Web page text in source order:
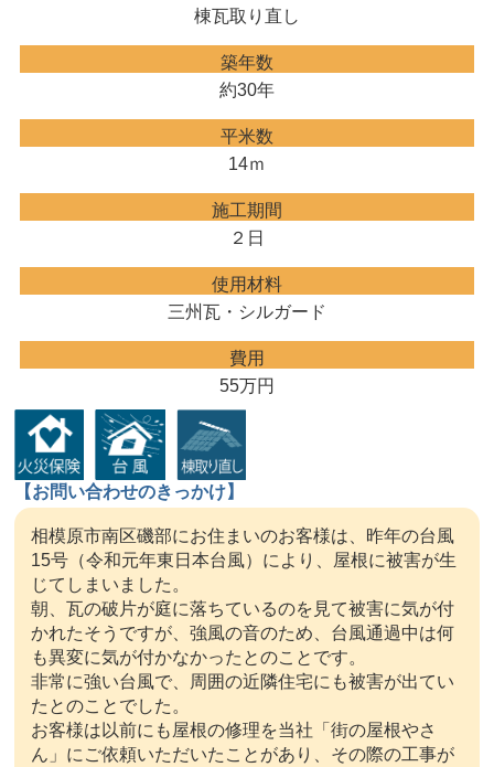
棟瓦取り直し
築年数
約30年
平米数
14ｍ
施工期間
２日
使用材料
三州瓦・シルガード
費用
55万円
【お問い合わせのきっかけ】
相模原市南区磯部にお住まいのお客様は、昨年の台風
15号（令和元年東日本台風）により、屋根に被害が生
じてしまいました。
朝、瓦の破片が庭に落ちているのを見て被害に気が付
かれたそうですが、強風の音のため、台風通過中は何
も異変に気が付かなかったとのことです。
非常に強い台風で、周囲の近隣住宅にも被害が出てい
たとのことでした。
お客様は以前にも屋根の修理を当社「街の屋根やさ
ん」にご依頼いただいたことがあり、その際の工事が